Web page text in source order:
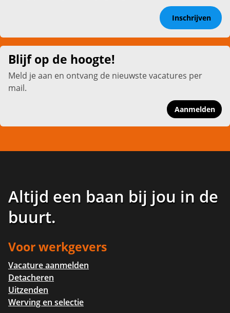
Inschrijven
Blijf op de hoogte!
Meld je aan en ontvang de nieuwste vacatures per
mail.
Aanmelden
Altijd een baan bij jou in de
buurt.
Voor werkgevers
Vacature aanmelden
Detacheren
Uitzenden
Werving en selectie